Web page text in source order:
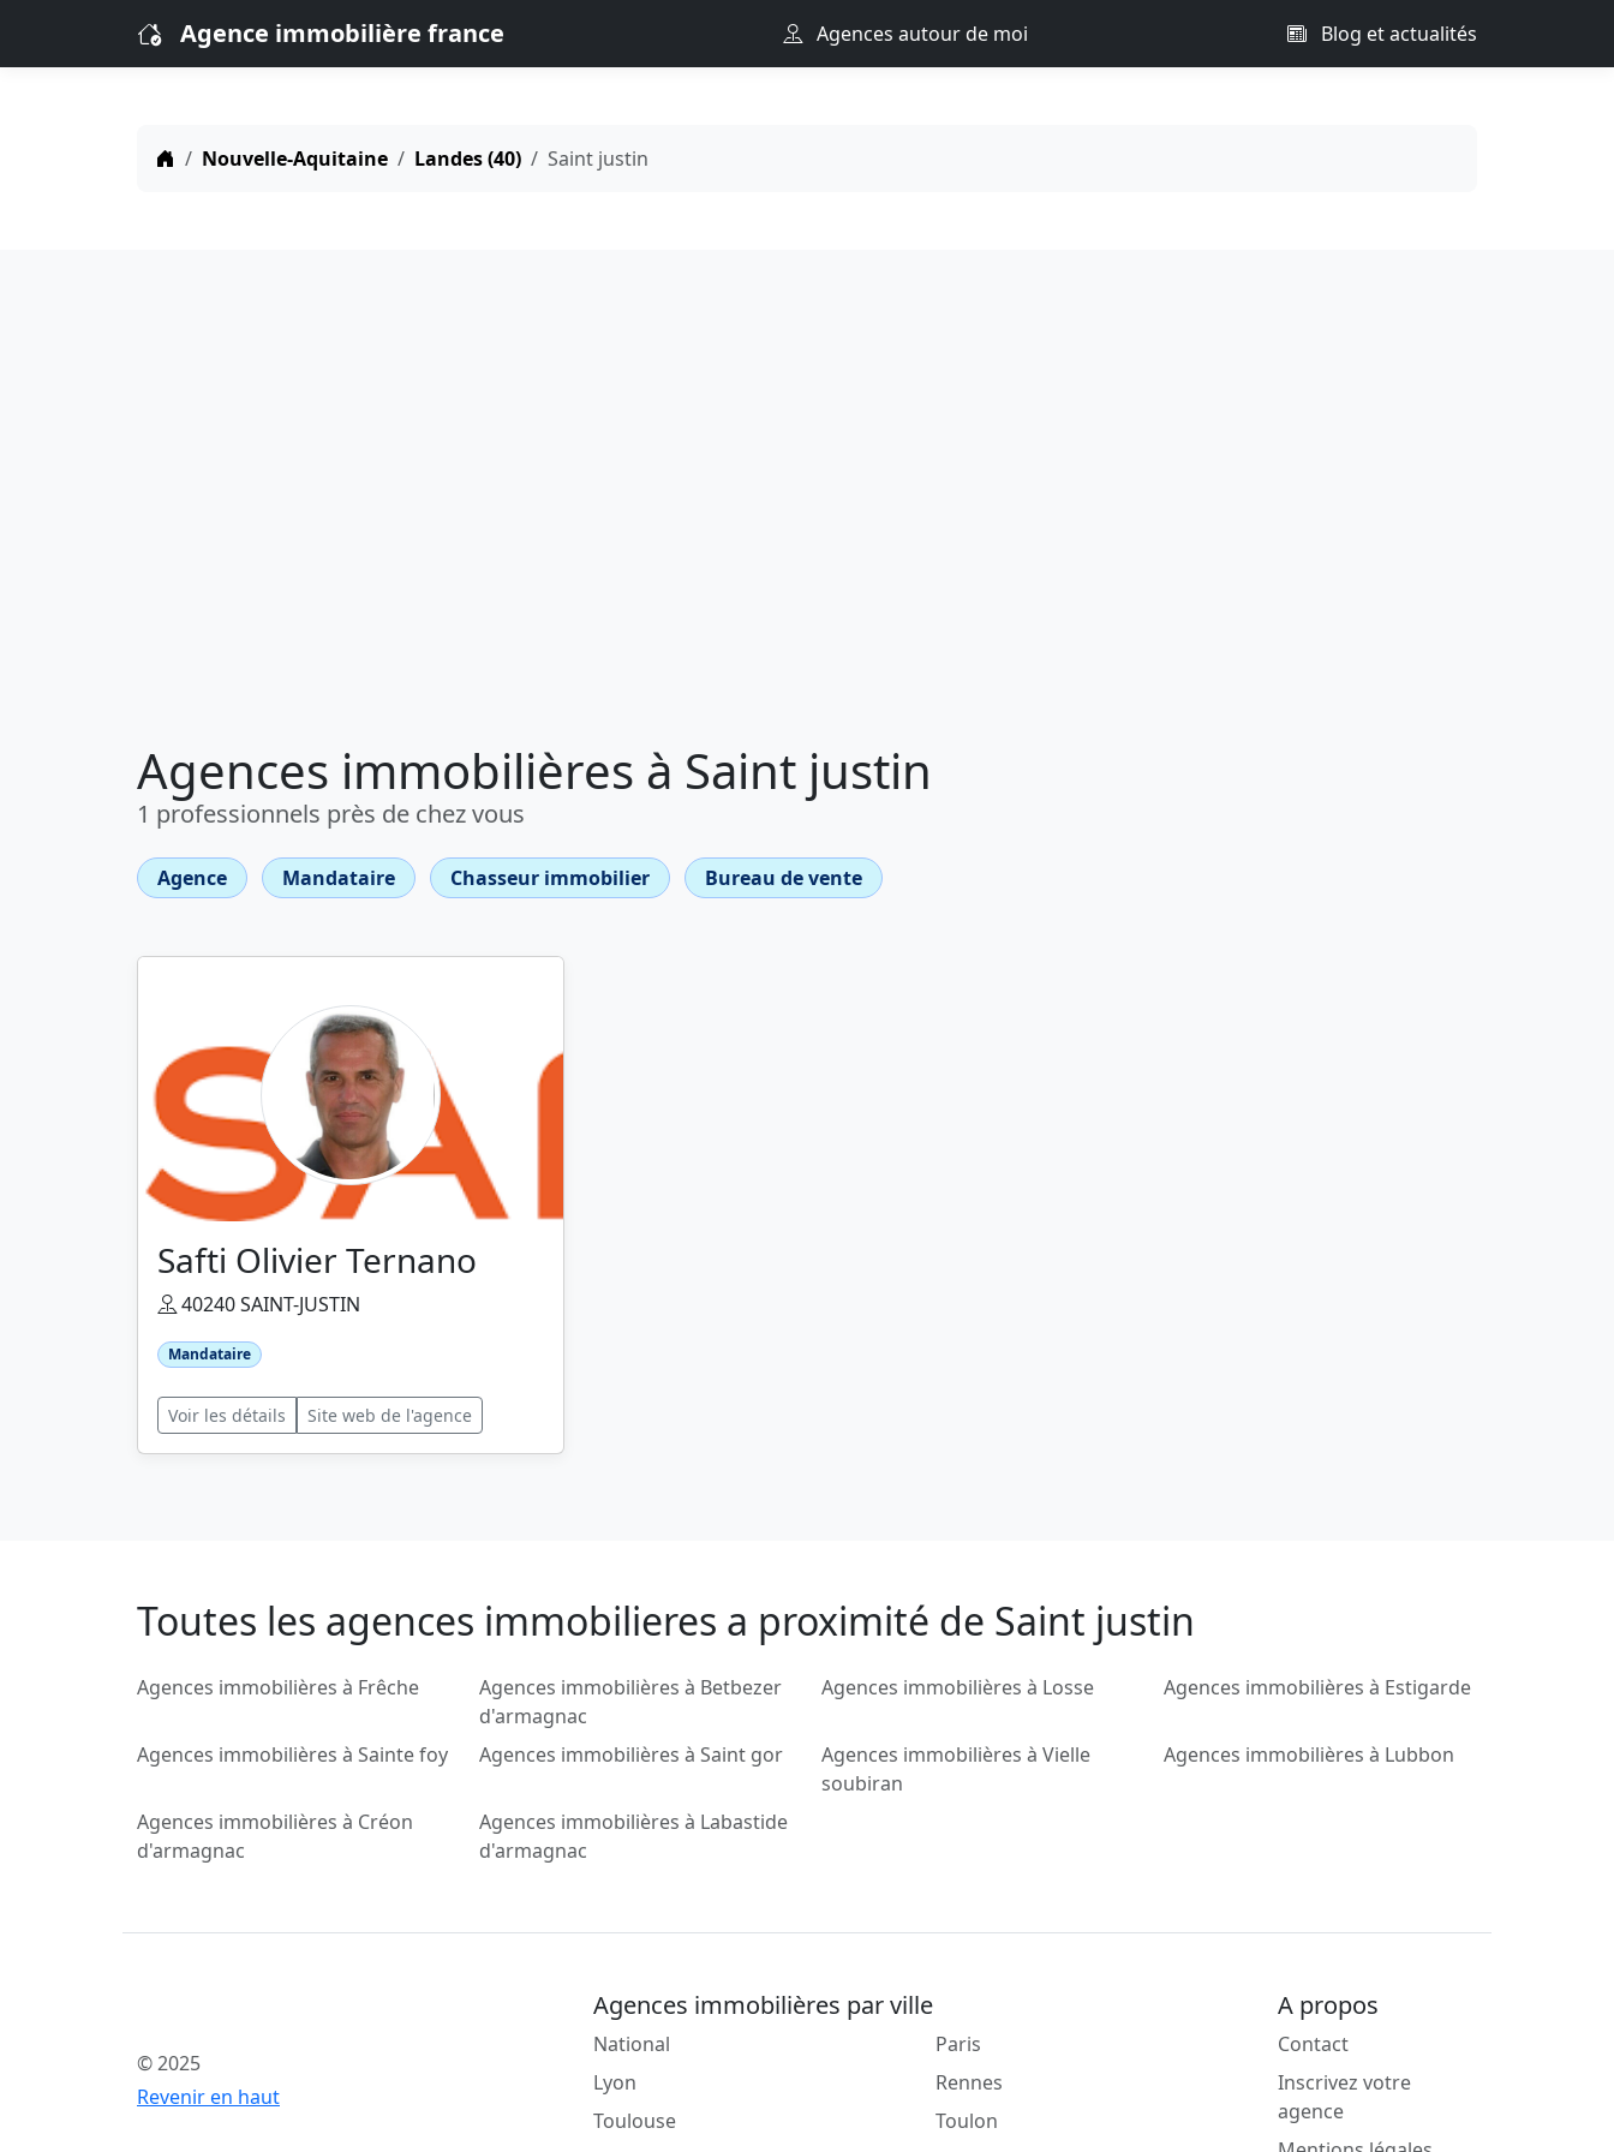
Agence immobilière france Agences autour de moi Blog et actualités
Nouvelle-Aquitaine Landes (40) Saint justin
Agences immobilières à Saint justin
1 professionnels près de chez vous
Agence Mandataire Chasseur immobilier Bureau de vente
Safti Olivier Ternano
40240 SAINT-JUSTIN
Mandataire
Voir les détails Site web de l'agence
Toutes les agences immobilieres a proximité de Saint justin
Agences immobilières à Frêche
Agences immobilières à Betbezer
d'armagnac
Agences immobilières à Losse Agences immobilières à Estigarde
Agences immobilières à Sainte foy Agences immobilières à Saint gor
Agences immobilières à Vielle
soubiran
Agences immobilières à Lubbon
Agences immobilières à Créon
d'armagnac
Agences immobilières à Labastide
d'armagnac
© 2025
Revenir en haut
Agences immobilières par ville
National
Lyon
Toulouse
Paris
Rennes
Toulon
A propos
Contact
Inscrivez votre
agence